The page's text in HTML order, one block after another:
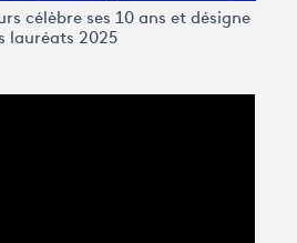
célèbre ses 10 ans et désigne
lauréats 2025